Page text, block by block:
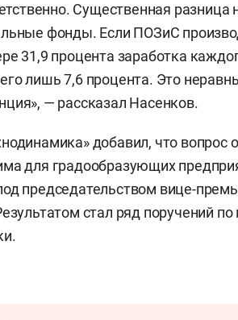
Существенная разница
фонды. Если ПОЗиС
31,9 процента заработка
лишь 7,6 процента. Это
— рассказал Насенков.
добавил, что вопрос
для градообразующих
председательством вице-
стал ряд поручений